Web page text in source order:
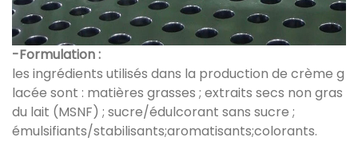
-Formulation :
les ingrédients utilisés dans la production de crème g
lacée sont : matières grasses ; extraits secs non gras
du lait (MSNF) ; sucre/édulcorant sans sucre ;
émulsifiants/stabilisants;aromatisants;colorants.